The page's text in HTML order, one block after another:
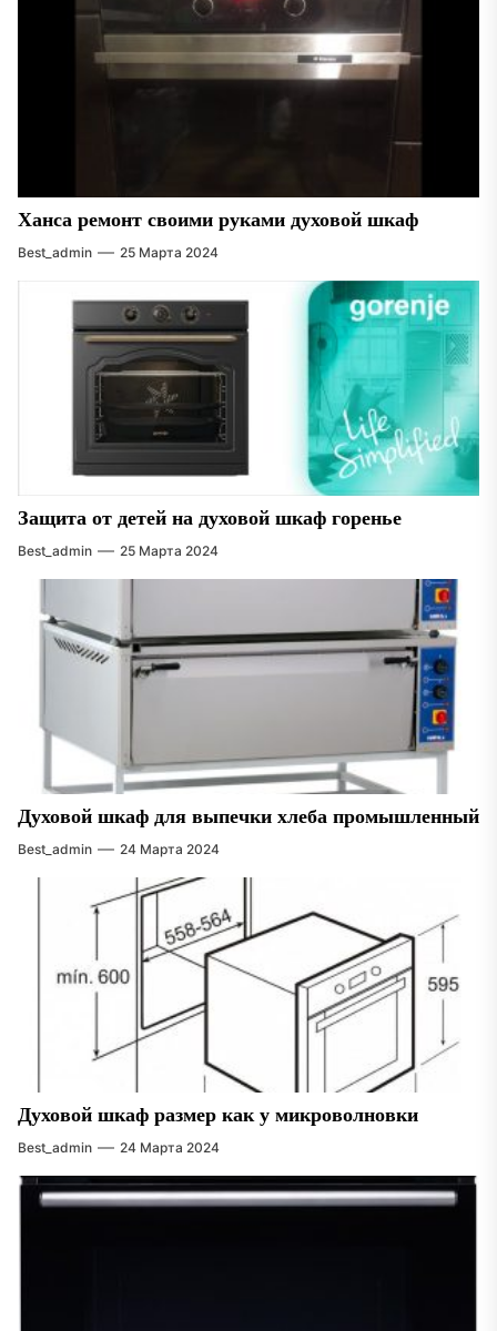
Ханса ремонт своими руками духовой шкаф
Best_admin 25 Марта 2024
Защита от детей на духовой шкаф горенье
Best_admin 25 Марта 2024
Духовой шкаф для выпечки хлеба промышленный
Best_admin 24 Марта 2024
Духовой шкаф размер как у микроволновки
Best_admin 24 Марта 2024